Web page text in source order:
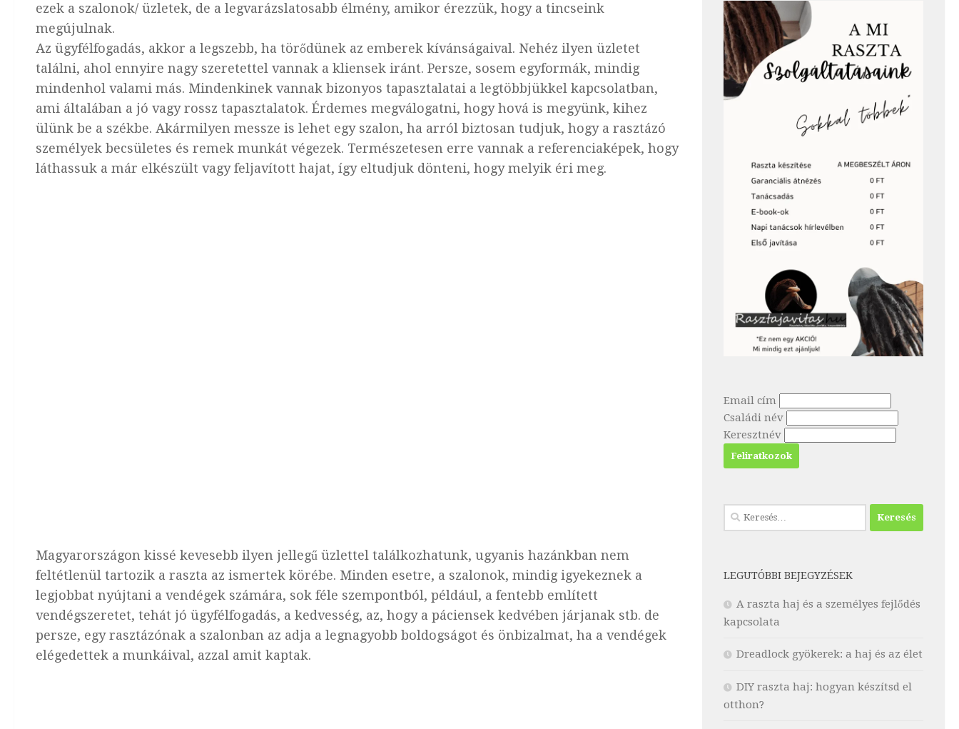
ezek a szalonok/ üzletek, de a legvarázslatosabb élmény, amikor érezzük, hogy a tincseink
megújulnak.
Az ügyfélfogadás, akkor a legszebb, ha törődünek az emberek kívánságaival. Nehéz ilyen üzletet
találni, ahol ennyire nagy szeretettel vannak a kliensek iránt. Persze, sosem egyformák, mindig
mindenhol valami más. Mindenkinek vannak bizonyos tapasztalatai a legtöbbjükkel kapcsolatban,
ami általában a jó vagy rossz tapasztalatok. Érdemes megválogatni, hogy hová is megyünk, kihez
ülünk be a székbe. Akármilyen messze is lehet egy szalon, ha arról biztosan tudjuk, hogy a rasztázó
személyek becsületes és remek munkát végezek. Természetesen erre vannak a referenciaképek, hogy
láthassuk a már elkészült vagy feljavított hajat, így eltudjuk dönteni, hogy melyik éri meg.
Magyarországon kissé kevesebb ilyen jellegű üzlettel találkozhatunk, ugyanis hazánkban nem
feltétlenül tartozik a raszta az ismertek körébe. Minden esetre, a szalonok, mindig igyekeznek a
legjobbat nyújtani a vendégek számára, sok féle szempontból, például, a fentebb említett
vendégszeretet, tehát jó ügyfélfogadás, a kedvesség, az, hogy a páciensek kedvében járjanak stb. de
persze, egy rasztázónak a szalonban az adja a legnagyobb boldogságot és önbizalmat, ha a vendégek
elégedettek a munkáival, azzal amit kaptak.
Email cím
Családi név
Keresztnév
LEGUTÓBBI BEJEGYZÉSEK
A raszta haj és a személyes fejlődés
kapcsolata
Dreadlock gyökerek: a haj és az élet
DIY raszta haj: hogyan készítsd el
otthon?